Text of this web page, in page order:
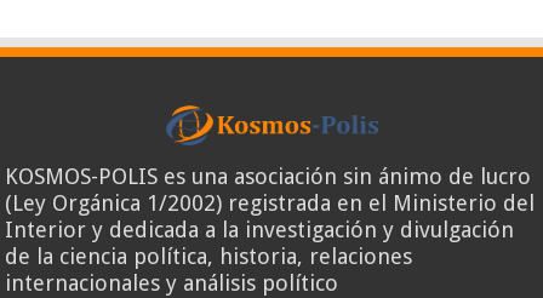
KOSMOS-POLIS es una asociación sin ánimo de lucro
(Ley Orgánica 1/2002) registrada en el Ministerio del
Interior y dedicada a la investigación y divulgación
de la ciencia política, historia, relaciones
internacionales y análisis político